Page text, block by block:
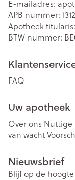
E-mailadres:
APB nummer:
Apotheek titularis:
BTW nummer:
FAQ
Uw apotheek
Over ons Nuttige
van wacht
Nieuwsbrief
Blijf op de